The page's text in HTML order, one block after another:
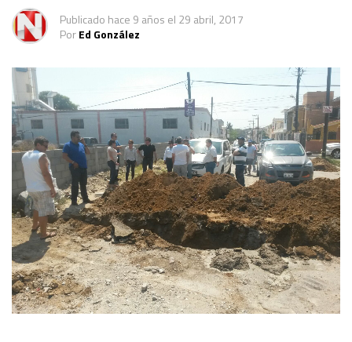
Publicado hace 9 años el 29 abril, 2017
PorEd González